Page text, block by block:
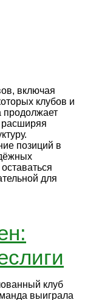
включая
клубов и
продолжает
расширяя
позиций в
для
клуб
выиграла